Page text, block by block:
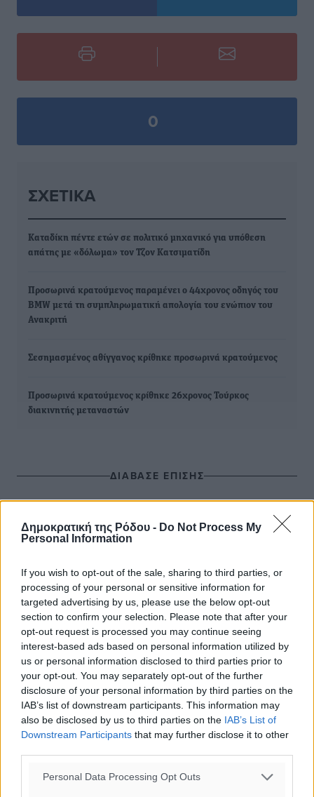
Δημοκρατική της Ρόδου - Do Not Process My
Personal Information
If you wish to opt-out of the sale, sharing to third parties, or
processing of your personal or sensitive information for
targeted advertising by us, please use the below opt-out
section to confirm your selection. Please note that after your
opt-out request is processed you may continue seeing
interest-based ads based on personal information utilized by
us or personal information disclosed to third parties prior to
your opt-out. You may separately opt-out of the further
disclosure of your personal information by third parties on the
IAB’s list of downstream participants. This information may
also be disclosed by us to third parties on the IAB’s List of
Downstream Participants that may further disclose it to other
Personal Data Processing Opt Outs
0
ΣΧΕΤΙΚΆ
Καταδίκη πέντε ετών σε πολιτικό μηχανικό για υπόθεση
απάτης με «δόλωμα» τον Τζον Κατσιματίδη
Προσωρινά κρατούμενος παραμένει ο 44χρονος οδηγός του
BMW μετά τη συμπληρωματική απολογία του ενώπιον του
Ανακριτή
Σεσημασμένος αθίγγανος κρίθηκε προσωρινά κρατούμενος
Προσωρινά κρατούμενος κρίθηκε 26χρονος Τούρκος
διακινητής μεταναστών
ΔΙΑΒΑΣΕ ΕΠΙΣΗΣ
Η υπογεννητικότητα βάζει λουκέτο σε 11 σχολεία
Πρωτοβάθμιας στα Δωδεκάνησα
ΡΕΠΟΡΤΆΖ
Κ. Σπανός: Παρά την αυξημένη τουριστική κίνηση, η
αγορά της Ρόδου κινείται κάτω από τις προσδοκίες
09.08.26 · 08:05
ΡΕΠΟΡΤΆΖ
Στη Δημοτική Επιτροπή η Ροδιακή Έπαυλη και το
Δίκτυο ΑμεΑ στη Μεσαιωνική Πόλη
08.08.26 · 08:07
Σχολιασμός Άρθρου
Τα σχόλια εκφράζουν αποκλειστικά τον εκάστοτε
σχολιαστή. Η Δημοκρατική δεν υιοθετεί αυτές τις